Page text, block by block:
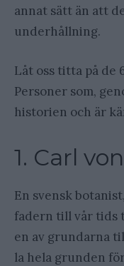
annat sätt än att
underhållning.
Låt oss titta på de
Personer som,
historien och är
1. Carl
En svensk
fadern till vår tids
en av grundarna
la hela grunden